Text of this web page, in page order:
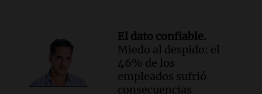
El dato confiable.
Miedo al despido: el
46% de los
empleados sufrió
consecuencias